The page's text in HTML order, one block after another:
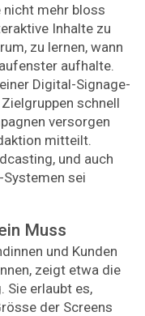
mehr bloss
Inhalte zu
zu lernen, wann
aufhalte.
Digital-Signage-
schnell
versorgen
mitteilt.
und auch
sei
Muss
und Kunden
zeigt etwa die
Sie erlaubt es,
der Screens